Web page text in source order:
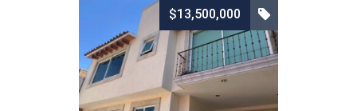
$13,500,000